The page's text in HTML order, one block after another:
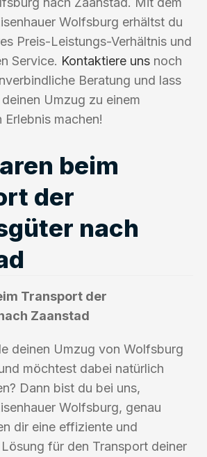
Wolfsburg erhältst du
Preis-Leistungs-Verhältnis und
Service. Kontaktiere uns noch
Beratung und lass
Umzug zu einem
machen!
beim
der
nach
Transport der
Zaanstad
deinen Umzug von Wolfsburg
möchtest dabei natürlich
Dann bist du bei uns,
Wolfsburg, genau
dir eine effiziente und
für den Transport deiner